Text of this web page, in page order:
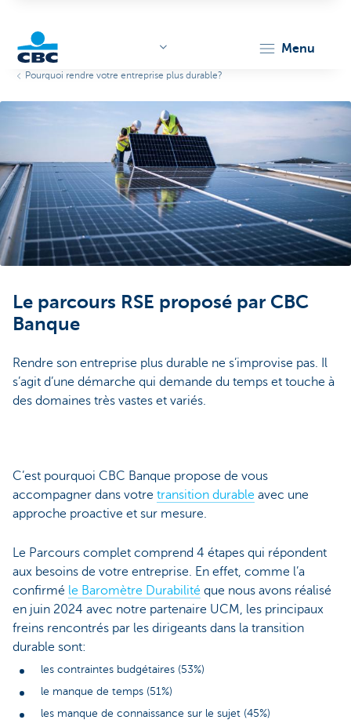
Corporate
menu
Pourquoi rendre votre entreprise plus durable?
Le parcours RSE proposé par CBC
Banque
Rendre son entreprise plus durable ne s’improvise pas. Il
s’agit d’une démarche qui demande du temps et touche à
des domaines très vastes et variés.
C’est pourquoi CBC Banque propose de vous
accompagner dans votre transition durable avec une
approche proactive et sur mesure.
Le Parcours complet comprend 4 étapes qui répondent
aux besoins de votre entreprise. En effet, comme l’a
confirmé le Baromètre Durabilité que nous avons réalisé
en juin 2024 avec notre partenaire UCM, les principaux
freins rencontrés par les dirigeants dans la transition
durable sont:
les contraintes budgétaires (53%)
le manque de temps (51%)
les manque de connaissance sur le sujet (45%)